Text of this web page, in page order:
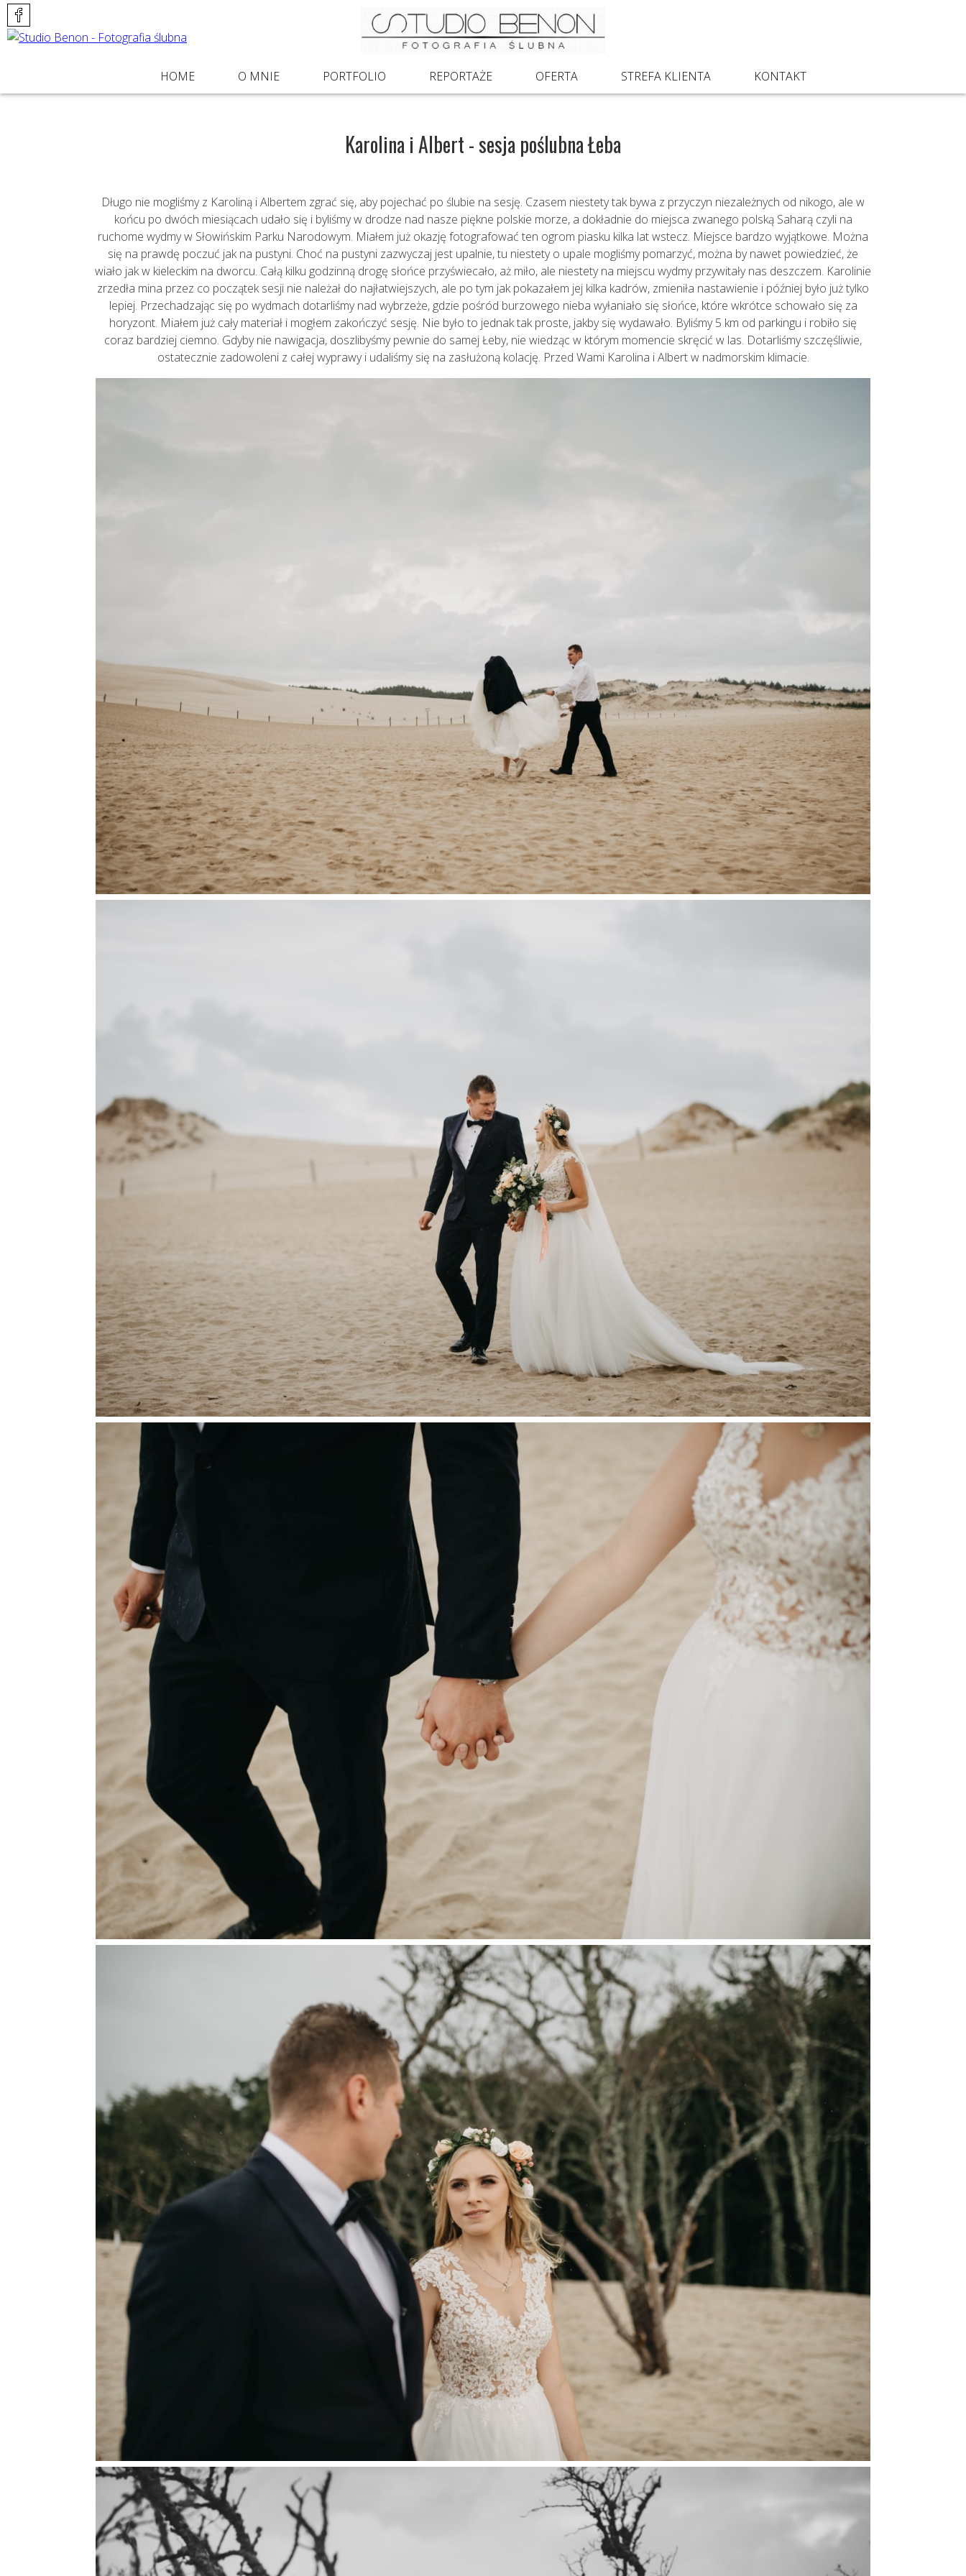
POMIŃ
NAWIGACJĘ
HOME O MNIE PORTFOLIO REPORTAŻE OFERTA STREFA KLIENTA KONTAKT
Karolina i Albert - sesja poślubna Łeba
Długo nie mogliśmy z Karoliną i Albertem zgrać się, aby pojechać po ślubie na sesję. Czasem niestety tak bywa z przyczyn niezależnych od nikogo, ale w
końcu po dwóch miesiącach udało się i byliśmy w drodze nad nasze piękne polskie morze, a dokładnie do miejsca zwanego polską Saharą czyli na
ruchome wydmy w Słowińskim Parku Narodowym. Miałem już okazję fotografować ten ogrom piasku kilka lat wstecz. Miejsce bardzo wyjątkowe. Można
się na prawdę poczuć jak na pustyni. Choć na pustyni zazwyczaj jest upalnie, tu niestety o upale mogliśmy pomarzyć, można by nawet powiedzieć, że
wiało jak w kieleckim na dworcu. Całą kilku godzinną drogę słońce przyświecało, aż miło, ale niestety na miejscu wydmy przywitały nas deszczem. Karolinie
zrzedła mina przez co początek sesji nie należał do najłatwiejszych, ale po tym jak pokazałem jej kilka kadrów, zmieniła nastawienie i później było już tylko
lepiej. Przechadzając się po wydmach dotarliśmy nad wybrzeże, gdzie pośród burzowego nieba wyłaniało się słońce, które wkrótce schowało się za
horyzont. Miałem już cały materiał i mogłem zakończyć sesję. Nie było to jednak tak proste, jakby się wydawało. Byliśmy 5 km od parkingu i robiło się
coraz bardziej ciemno. Gdyby nie nawigacja, doszlibyśmy pewnie do samej Łeby, nie wiedząc w którym momencie skręcić w las. Dotarliśmy szczęśliwie,
ostatecznie zadowoleni z całej wyprawy i udaliśmy się na zasłużoną kolację. Przed Wami Karolina i Albert w nadmorskim klimacie.